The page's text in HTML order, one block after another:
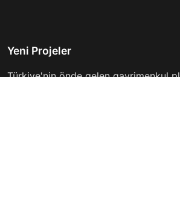
Yeni Projeler
Türkiye'nin önde gelen gayrimenkul